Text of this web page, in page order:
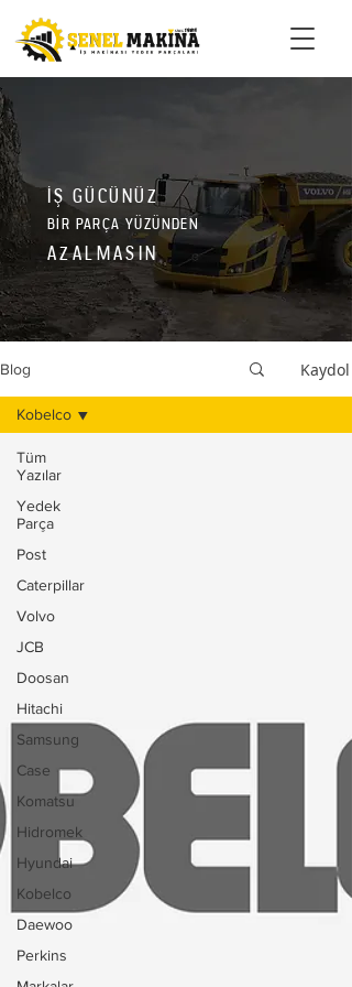
İŞ GÜCÜNÜZ
BİR PARÇA YÜZÜNDEN
AZALMASIN
Blog Kaydol
Tüm
Yazılar
Yedek
Parça
Post
Caterpillar
Volvo
JCB
Doosan
Hitachi
Samsung
Case
Komatsu
Hidromek
Hyundai
Kobelco
Daewoo
Perkins
Kobelco